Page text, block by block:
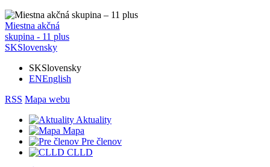
Miestna akčná
skupina - 11 plus
SKSlovensky
SKSlovensky
ENEnglish
RSS Mapa webu
Aktuality
Mapa
Pre členov
CLLD